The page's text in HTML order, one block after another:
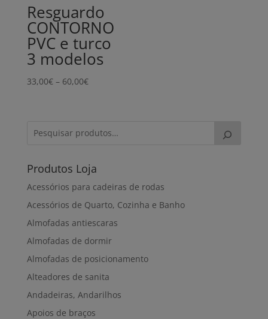
Resguardo
CONTORNO
PVC e turco
3 modelos
33,00€ – 60,00€Price
60,00€
Produtos Loja
Acessórios para cadeiras de rodas
Acessórios de Quarto, Cozinha e Banho
Almofadas antiescaras
Almofadas de dormir
Almofadas de posicionamento
Alteadores de sanita
Andadeiras, Andarilhos
Apoios de braços